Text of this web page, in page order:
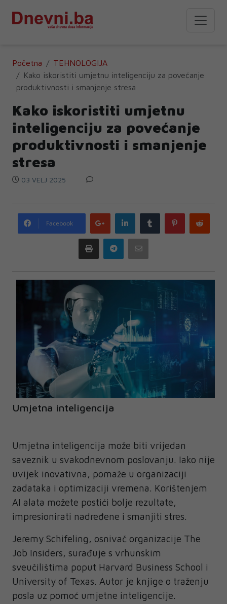
Početna
TEHNOLOGIJA
Kako iskoristiti umjetnu inteligenciju za povećanje
produktivnosti i smanjenje stresa
Kako iskoristiti umjetnu
inteligenciju za povećanje
produktivnosti i smanjenje
stresa
03 VELJ 2025
Facebook
Google
plus
LinkedIn Tumblr Pinterest
Print Telegram
Umjetna inteligencija
Umjetna inteligencija može biti vrijedan
saveznik u svakodnevnom poslovanju. Iako nije
uvijek inovativna, pomaže u organizaciji
zadataka i optimizaciji vremena. Korištenjem
AI alata možete postići bolje rezultate,
impresionirati nadređene i smanjiti stres.
Jeremy Schifeling, osnivač organizacije The
Job Insiders, surađuje s vrhunskim
sveučilištima poput Harvard Business School i
University of Texas. Autor je knjige o traženju
posla uz pomoć umjetne inteligencije.